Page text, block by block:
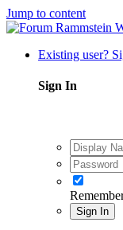
Jump to content
Existing user?
Sign In
Sign In